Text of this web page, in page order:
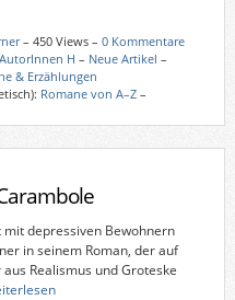
– 450 Views – 0 Kommentare
AutorInnen H – Neue Artikel –
& Erzählungen
Romane von A–Z–
depressiven Bewohnern
in seinem Roman, der auf
Realismus und Groteske